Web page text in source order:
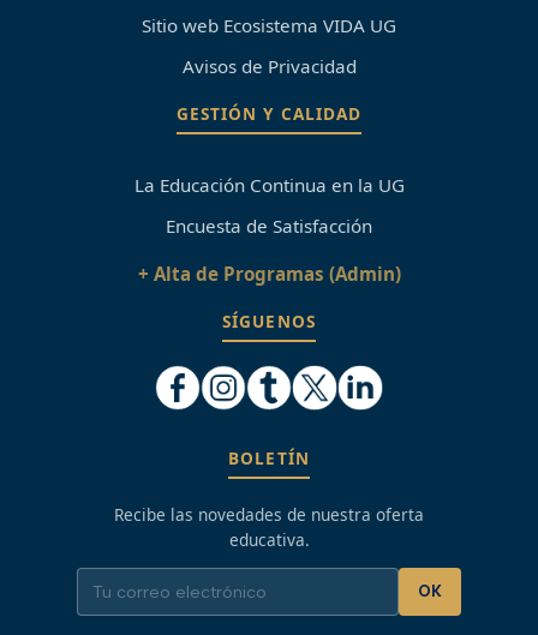
Sitio web Ecosistema VIDA UG
Avisos de Privacidad
GESTIÓN Y CALIDAD
La Educación Continua en la UG
Encuesta de Satisfacción
+ Alta de Programas (Admin)
SÍGUENOS
BOLETÍN
Recibe las novedades de nuestra oferta
educativa.
OK